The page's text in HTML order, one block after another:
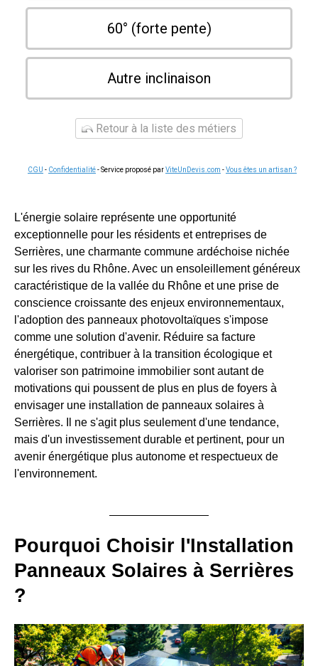
60° (forte pente)
Autre inclinaison
Retour à la liste des métiers
CGU - Confidentialité- Service proposé parViteUnDevis.com -Vous êtes un artisan ?
L'énergie solaire représente une opportunité
exceptionnelle pour les résidents et entreprises de
Serrières, une charmante commune ardéchoise nichée
sur les rives du Rhône. Avec un ensoleillement généreux
caractéristique de la vallée du Rhône et une prise de
conscience croissante des enjeux environnementaux,
l'adoption des panneaux photovoltaïques s'impose
comme une solution d'avenir. Réduire sa facture
énergétique, contribuer à la transition écologique et
valoriser son patrimoine immobilier sont autant de
motivations qui poussent de plus en plus de foyers à
envisager une installation de panneaux solaires à
Serrières. Il ne s'agit plus seulement d'une tendance,
mais d'un investissement durable et pertinent, pour un
avenir énergétique plus autonome et respectueux de
l'environnement.
Pourquoi Choisir l'Installation
Panneaux Solaires à Serrières
?